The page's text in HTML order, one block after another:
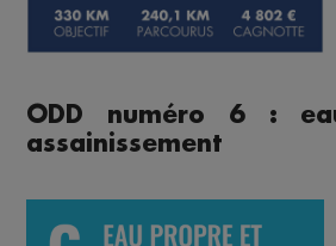
ODD numéro 6 :
assainissement